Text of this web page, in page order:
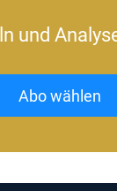
und
Abo wählen